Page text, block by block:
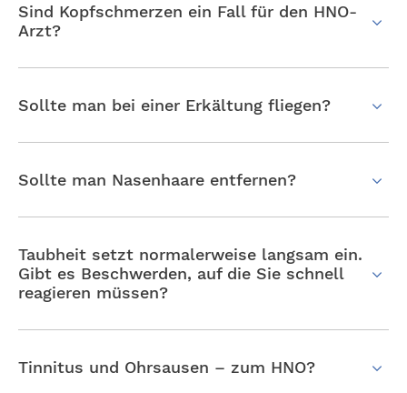
Sind Kopfschmerzen ein Fall für den HNO-
Arzt?
Sollte man bei einer Erkältung fliegen?
Sollte man Nasenhaare entfernen?
Taubheit setzt normalerweise langsam ein.
Gibt es Beschwerden, auf die Sie schnell
reagieren müssen?
Tinnitus und Ohrsausen – zum HNO?